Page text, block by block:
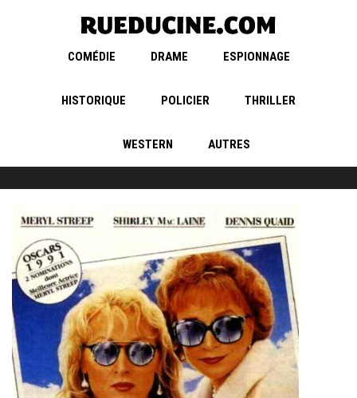
COMÉDIE DRAME ESPIONNAGE
HISTORIQUE POLICIER THRILLER
WESTERN AUTRES